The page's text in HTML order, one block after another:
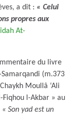
a dit : « Celui
propres aux
At-
du livre
(m.373
Moullâ ‘Ali
l-Akbar » au
« Son yad est un